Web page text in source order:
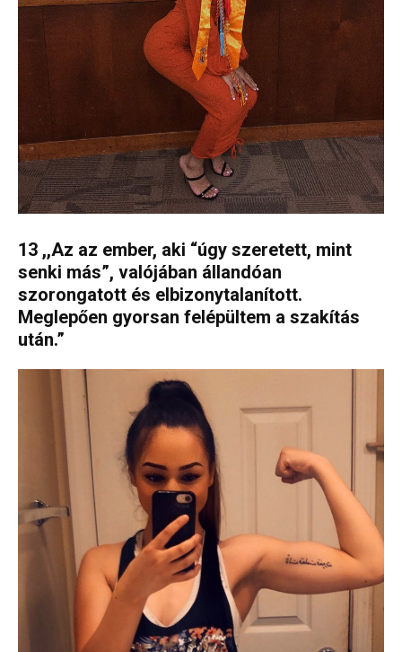
13 ,,Az az ember, aki “úgy szeretett, mint
senki más”, valójában állandóan
szorongatott és elbizonytalanított.
Meglepően gyorsan felépültem a szakítás
után.”